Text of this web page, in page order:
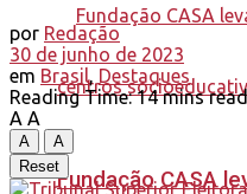
Fundação CASA
por Redação
30 de junho de 2023
em Brasil, Destaques
Reading Time: 14 mins read
A A
A
A
Reset